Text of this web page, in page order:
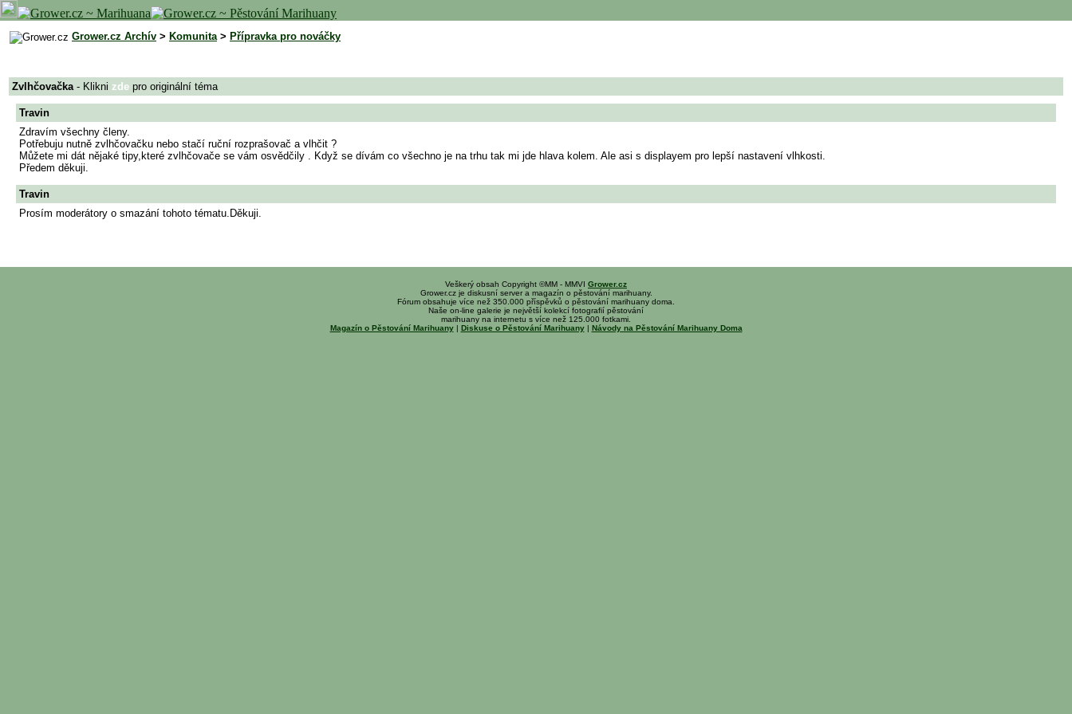
Grower.cz Archív > Komunita> Přípravka pro nováčky
Zvlhčovačka- Klikni zde pro originální téma
Travin
Zdravím všechny členy.
Potřebuju nutně zvlhčovačku nebo stačí ruční rozprašovač a vlhčit ?
Můžete mi dát nějaké tipy,které zvlhčovače se vám osvědčily . Když se dívám co všechno je na trhu tak mi jde hlava kolem. Ale asi s displayem pro lepší nastavení vlhkosti.
Předem děkuji.
Travin
Prosím moderátory o smazání tohoto tématu.Děkuji.
Veškerý obsah Copyright ©MM - MMVI Grower.cz
Grower.cz je diskusní server a magazín o pěstování marihuany.
Fórum obsahuje více než 350.000 příspěvků o pěstování marihuany doma.
Naše on-line galerie je největší kolekcí fotografií pěstování
marihuany na internetu s více než 125.000 fotkami.
Magazín o Pěstování Marihuany| Diskuse o Pěstování Marihuany| Návody na Pěstování Marihuany Doma